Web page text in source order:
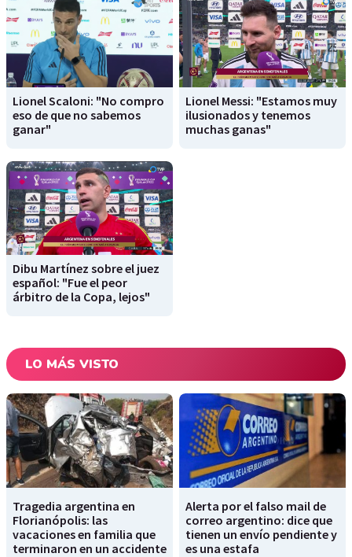
Lionel Scaloni: "No compro
eso de que no sabemos
ganar"
Lionel Messi: "Estamos muy
ilusionados y tenemos
muchas ganas"
Dibu Martínez sobre el juez
español: "Fue el peor
árbitro de la Copa, lejos"
LO MÁS VISTO
Tragedia argentina en
Florianópolis: las
vacaciones en familia que
terminaron en un accidente
Alerta por el falso mail de
correo argentino: dice que
tienen un envío pendiente y
es una estafa